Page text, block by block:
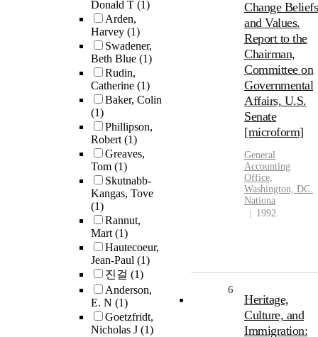
Donald T (1)
Arden,
Harvey (1)
Swadener,
Beth Blue (1)
Rudin,
Catherine (1)
Baker, Colin
(1)
Phillipson,
Robert(1)
Greaves,
Tom (1)
Skutnabb-
Kangas, Tove
(1)
Rannut,
Mart(1)
Hautecoeur,
Jean-Paul (1)
진걸 (1)
Anderson,
E. N (1)
Goetzfridt,
Nicholas J (1)
Change Beliefs
and Values.
Report to the
Chairman,
Committee on
Governmental
Affairs, U.S.
Senate
[microform]
General
Accounting
Office,
Washington, DC.
Nationa
1992
6
Heritage,
Culture, and
Immigration: